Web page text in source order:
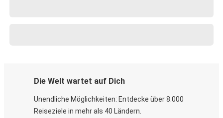
Die Welt wartet auf Dich
Unendliche Möglichkeiten: Entdecke über 8.000
Reiseziele in mehr als 40 Ländern.